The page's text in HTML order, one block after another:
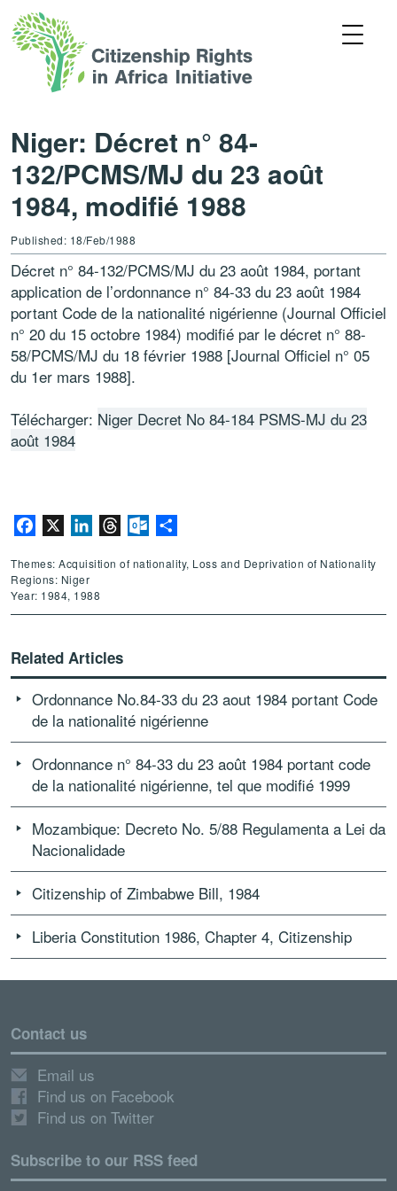
Niger: Décret n° 84-
132/PCMS/MJ du 23 août
1984, modifié 1988
Published: 18/Feb/1988
Décret n° 84-132/PCMS/MJ du 23 août 1984, portant
application de l’ordonnance n° 84-33 du 23 août 1984
portant Code de la nationalité nigérienne (Journal Officiel
n° 20 du 15 octobre 1984) modifié par le décret n° 88-
58/PCMS/MJ du 18 février 1988 [Journal Officiel n° 05
du 1er mars 1988].
Télécharger: Niger Decret No 84-184 PSMS-MJ du 23
août 1984
Facebook LinkedInThreadsOutlook.com
Themes: Acquisition of nationality, Loss and Deprivation of Nationality
Regions: Niger
Year: 1984, 1988
Related Articles
Ordonnance No.84-33 du 23 aout 1984 portant Code
de la nationalité nigérienne
Ordonnance n° 84-33 du 23 août 1984 portant code
de la nationalité nigérienne, tel que modifié 1999
Mozambique: Decreto No. 5/88 Regulamenta a Lei da
Nacionalidade
Citizenship of Zimbabwe Bill, 1984
Liberia Constitution 1986, Chapter 4, Citizenship
Contact us
Email us
Find us on Facebook
Find us on Twitter
Subscribe to our RSS feed